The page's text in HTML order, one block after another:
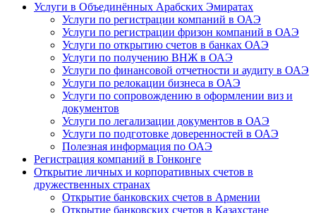
Услуги в Объединённых Арабских Эмиратах
Услуги по регистрации компаний в ОАЭ
Услуги по регистрации фризон компаний в ОАЭ
Услуги по открытию счетов в банках ОАЭ
Услуги по получению ВНЖ в ОАЭ
Услуги по финансовой отчетности и аудиту в ОАЭ
Услуги по релокации бизнеса в ОАЭ
Услуги по сопровождению в оформлении виз и
документов
Услуги по легализации документов в ОАЭ
Услуги по подготовке доверенностей в ОАЭ
Полезная информация по ОАЭ
Регистрация компаний в Гонконге
Открытие личных и корпоративных счетов в
дружественных странах
Открытие банковских счетов в Армении
Открытие банковских счетов в Казахстане